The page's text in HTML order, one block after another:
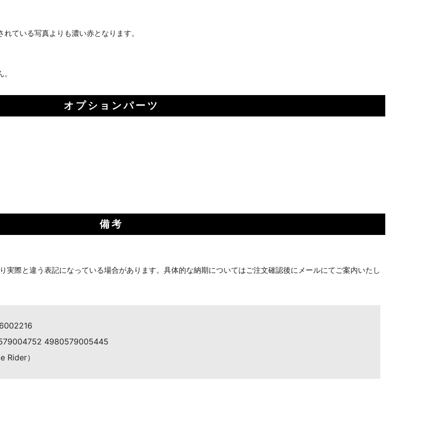
ている写真よりも濃い赤となります。
オプションパーツ
備考
実際と違う表記になっている場合があります。具体的な納期についてはご注文確認後にメールにてご案内いたし
4980579005445
Rider）